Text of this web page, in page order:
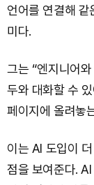
언어를 연결해 같
미다.
그는 “엔지니어
두와 대화할 수
페이지에 올려놓
이는 AI 도입이
점을 보여준다.